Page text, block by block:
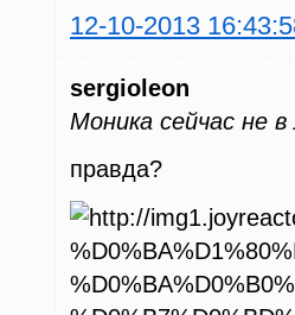
12-10-2013
sergioleon
Моника сейчас не
правда?